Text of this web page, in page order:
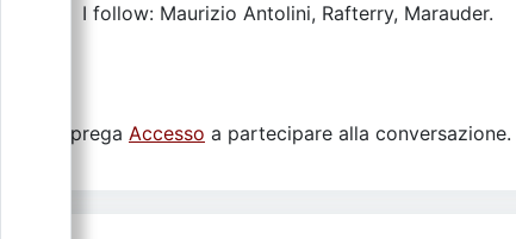
I follow: Maurizio Antolini, Rafterry, Marauder.
Si prega Accesso a partecipare alla conversazione.